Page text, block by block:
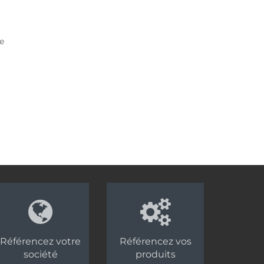
Référencez votre
société
Référencez vos
produits